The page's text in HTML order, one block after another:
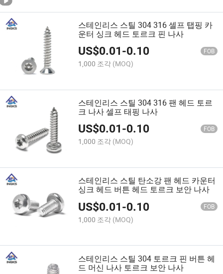
스테인리스 스틸 304 316 셀프 탭핑 카
운터 싱크 헤드 토르크 핀 나사
US$0.01-0.10 FOB
1,000 조각 (MOQ)
스테인리스 스틸 304 316 팬 헤드 토르
크 나사 셀프 태핑 나사
US$0.01-0.10 FOB
1,000 조각 (MOQ)
스테인리스 스틸 탄소강 팬 헤드 카운터
싱크 헤드 버튼 헤드 토르크 보안 나사
US$0.01-0.10 FOB
1,000 조각 (MOQ)
스테인리스 스틸 304 토르크 핀 버튼 헤
드 머신 나사 토르크 보안 나사